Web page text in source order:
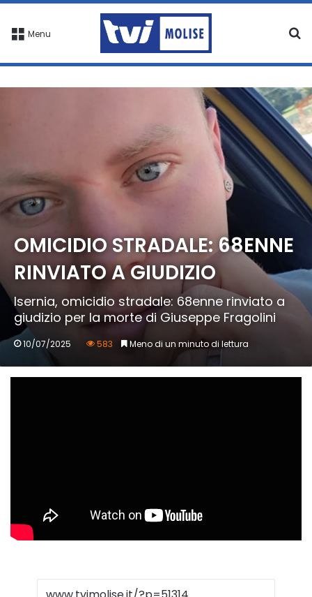
Menu
OMICIDIO STRADALE: 68ENNE
RINVIATO A GIUDIZIO
Isernia, omicidio stradale: 68enne rinviato a
giudizio per la morte di Giuseppe Fragolini
10/07/2025 583 Meno di un minuto di lettura